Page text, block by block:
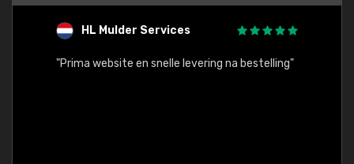
HL Mulder Services
"Prima website en snelle levering na bestelling"